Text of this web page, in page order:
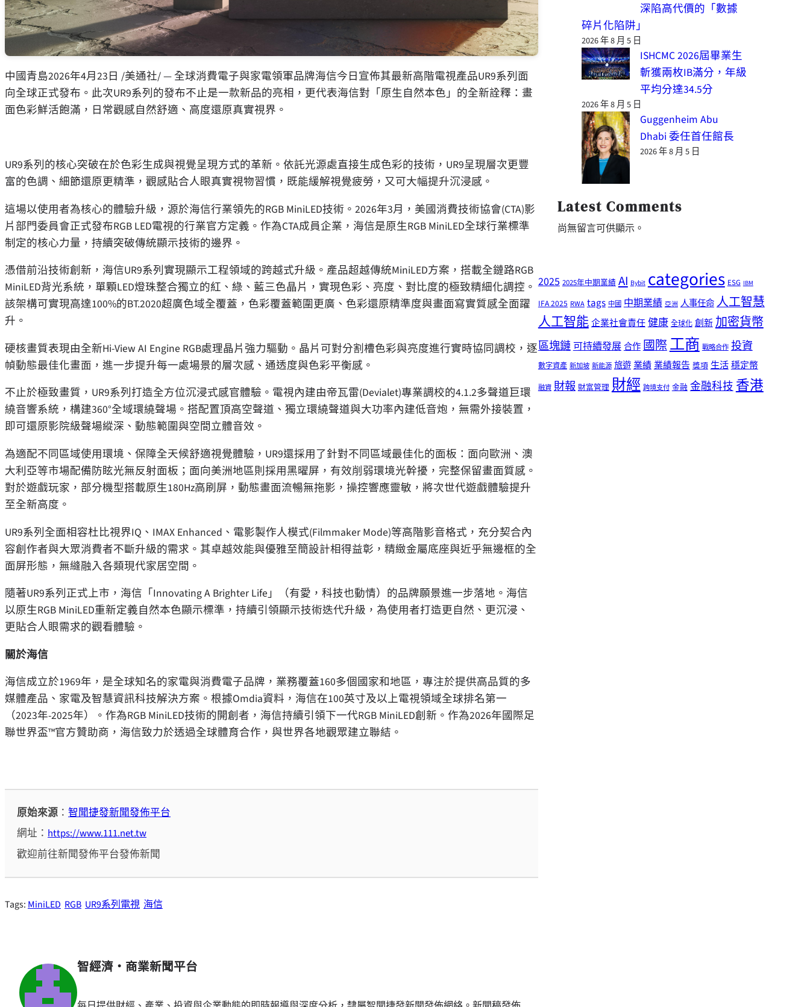
中國青島2026年4月23日 /美通社/ — 全球消費電子與家電領軍品牌海信今日宣佈其最新高階電視產品UR9系列面
向全球正式發布。此次UR9系列的發布不止是一款新品的亮相，更代表海信對「原生自然本色」的全新詮釋：畫
面色彩鮮活飽滿，日常觀感自然舒適、高度還原真實視界。
UR9系列的核心突破在於色彩生成與視覺呈現方式的革新。依託光源處直接生成色彩的技術，UR9呈現層次更豐
富的色調、細節還原更精準，觀感貼合人眼真實視物習慣，既能緩解視覺疲勞，又可大幅提升沉浸感。
這場以使用者為核心的體驗升級，源於海信行業領先的RGB MiniLED技術。2026年3月，美國消費技術協會(CTA)影
片部門委員會正式發布RGB LED電視的行業官方定義。作為CTA成員企業，海信是原生RGB MiniLED全球行業標準
制定的核心力量，持續突破傳統顯示技術的邊界。
憑借前沿技術創新，海信UR9系列實現顯示工程領域的跨越式升級。產品超越傳統MiniLED方案，搭載全鏈路RGB
MiniLED背光系統，單顆LED燈珠整合獨立的紅、綠、藍三色晶片，實現色彩、亮度、對比度的極致精細化調控。
該架構可實現高達100%的BT.2020超廣色域全覆蓋，色彩覆蓋範圍更廣、色彩還原精準度與畫面寫實質感全面躍
升。
硬核畫質表現由全新Hi-View AI Engine RGB處理晶片強力驅動。晶片可對分割槽色彩與亮度進行實時協同調校，逐
幀動態最佳化畫面，進一步提升每一處場景的層次感、通透度與色彩平衡感。
不止於極致畫質，UR9系列打造全方位沉浸式感官體驗。電視內建由帝瓦雷(Devialet)專業調校的4.1.2多聲道巨環
繞音響系統，構建360°全域環繞聲場。搭配置頂高空聲道、獨立環繞聲道與大功率內建低音炮，無需外接裝置，
即可還原影院級聲場縱深、動態範圍與空間立體音效。
為適配不同區域使用環境、保障全天候舒適視覺體驗 ，UR9還採用了針對不同區域最佳化的面板：面向歐洲、澳
大利亞等市場配備防眩光無反射面板；面向美洲地區則採用黑曜屏，有效削弱環境光幹擾，完整保留畫面質感。
對於遊戲玩家，部分機型搭載原生180Hz高刷屏，動態畫面流暢無拖影，操控響應靈敏，將次世代遊戲體驗提升
至全新高度。
UR9系列全面相容杜比視界IQ、IMAX Enhanced、電影製作人模式(Filmmaker Mode)等高階影音格式，充分契合內
容創作者與大眾消費者不斷升級的需求。其卓越效能與優雅至簡設計相得益彰，精緻金屬底座與近乎無邊框的全
面屏形態，無縫融入各類現代家居空間。
隨著UR9系列正式上市，海信「Innovating A Brighter Life」（有愛，科技也動情）的品牌願景進一步落地。海信
以原生RGB MiniLED重新定義自然本色顯示標準，持續引領顯示技術迭代升級，為使用者打造更自然、更沉浸、
更貼合人眼需求的觀看體驗。
關於海信
海信成立於1969年，是全球知名的家電與消費電子品牌，業務覆蓋160多個國家和地區，專注於提供高品質的多
媒體產品、家電及智慧資訊科技解決方案。根據Omdia資料，海信在100英寸及以上電視領域全球排名第一
（2023年-2025年）。作為RGB MiniLED技術的開創者，海信持續引領下一代RGB MiniLED創新。作為2026年國際足
聯世界盃™官方贊助商，海信致力於透過全球體育合作，與世界各地觀眾建立聯結。
原始來源 ：智聞捷發新聞發佈平台
網址：https://www.111.net.tw
歡迎前往新聞發佈平台發佈新聞
Tags:MiniLED RGB UR9系列電視 海信
智經濟・商業新聞平台
深陷高代價的「數據
碎片化陷阱」
2026 年 8 月 5 日
ISHCMC 2026屆畢業生
斬獲兩枚IB滿分，年級
平均分達34.5分
2026 年 8 月 5 日
Guggenheim Abu
Dhabi 委任首任館長
2026 年 8 月 5 日
Latest Comments
尚無留言可供顯示。
2025 2025年中期業績 AI Bybit categories ESG IBM
IFA 2025 RWA tags 中國 中期業績 亞洲 人事任命人工智慧
人工智能企業社會責任健康 全球化 創新 加密貨幣
區塊鏈可持續發展合作國際工商 戰略合作 投資
數字資產 新加坡 新能源 旅遊業績業績報告 獎項 生活穩定幣
融資 財報 財富管理 財經 跨境支付 金融 金融科技香港